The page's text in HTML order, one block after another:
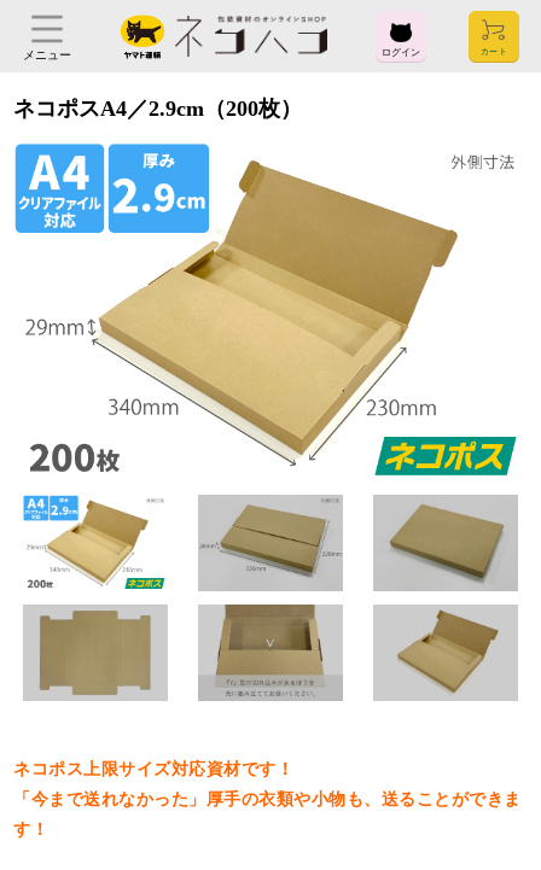
メニュー ログイン
ログイン お気に入り 閲覧履歴 購入履歴
お問い合わせ
ご利用ガイド
〒104-8125
東京都中央区銀座2-16-10
会社概要
特定商取引法について
サイトマップ
お知らせ一覧
ネコポスA4／2.9cm（200枚）
ネコポス上限サイズ対応資材です！
「今まで送れなかった」厚手の衣類や小物も、送ることができま
す！